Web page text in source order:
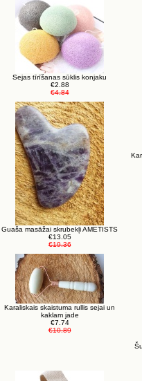
Sejas tīrīšanas sūklis konjaku
€2.88
€4.84
Guaša masāžai skrubekļi AMETISTS
€13.05
€19.36
Karaliskais skaistuma rullis sejai un
kaklam jade
€7.74
€10.89